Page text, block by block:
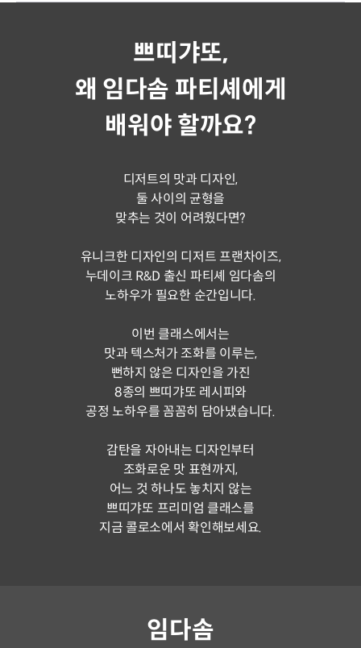
쁘띠갸또,
왜 임다솜 파티셰에게
배워야 할까요?
디저트의 맛과 디자인,
둘 사이의 균형을
맞추는 것이 어려웠다면?
유니크한 디자인의 디저트 프랜차이즈,
누데이크 R&D 출신 파티셰 임다솜의
노하우가 필요한 순간입니다.
이번 클래스에서는
맛과 텍스처가 조화를 이루는,
뻔하지 않은 디자인을 가진
8종의 쁘띠갸또 레시피와
공정 노하우를 꼼꼼히 담아냈습니다.
감탄을 자아내는 디자인부터
조화로운 맛 표현까지,
어느 것 하나도 놓치지 않는
쁘띠갸또 프리미엄 클래스를
지금 콜로소에서 확인해보세요.
임다솜